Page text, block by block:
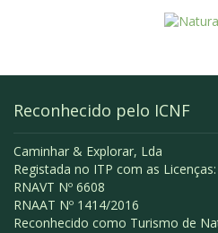
Reconhecido pelo ICNF
Caminhar & Explorar, Lda
Registada no ITP com as Licenças:
RNAVT Nº 6608
RNAAT Nº 1414/2016
Reconhecido como Turismo de